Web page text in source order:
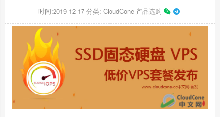
时间:2019-12-17 分类: CloudCone 产品选购